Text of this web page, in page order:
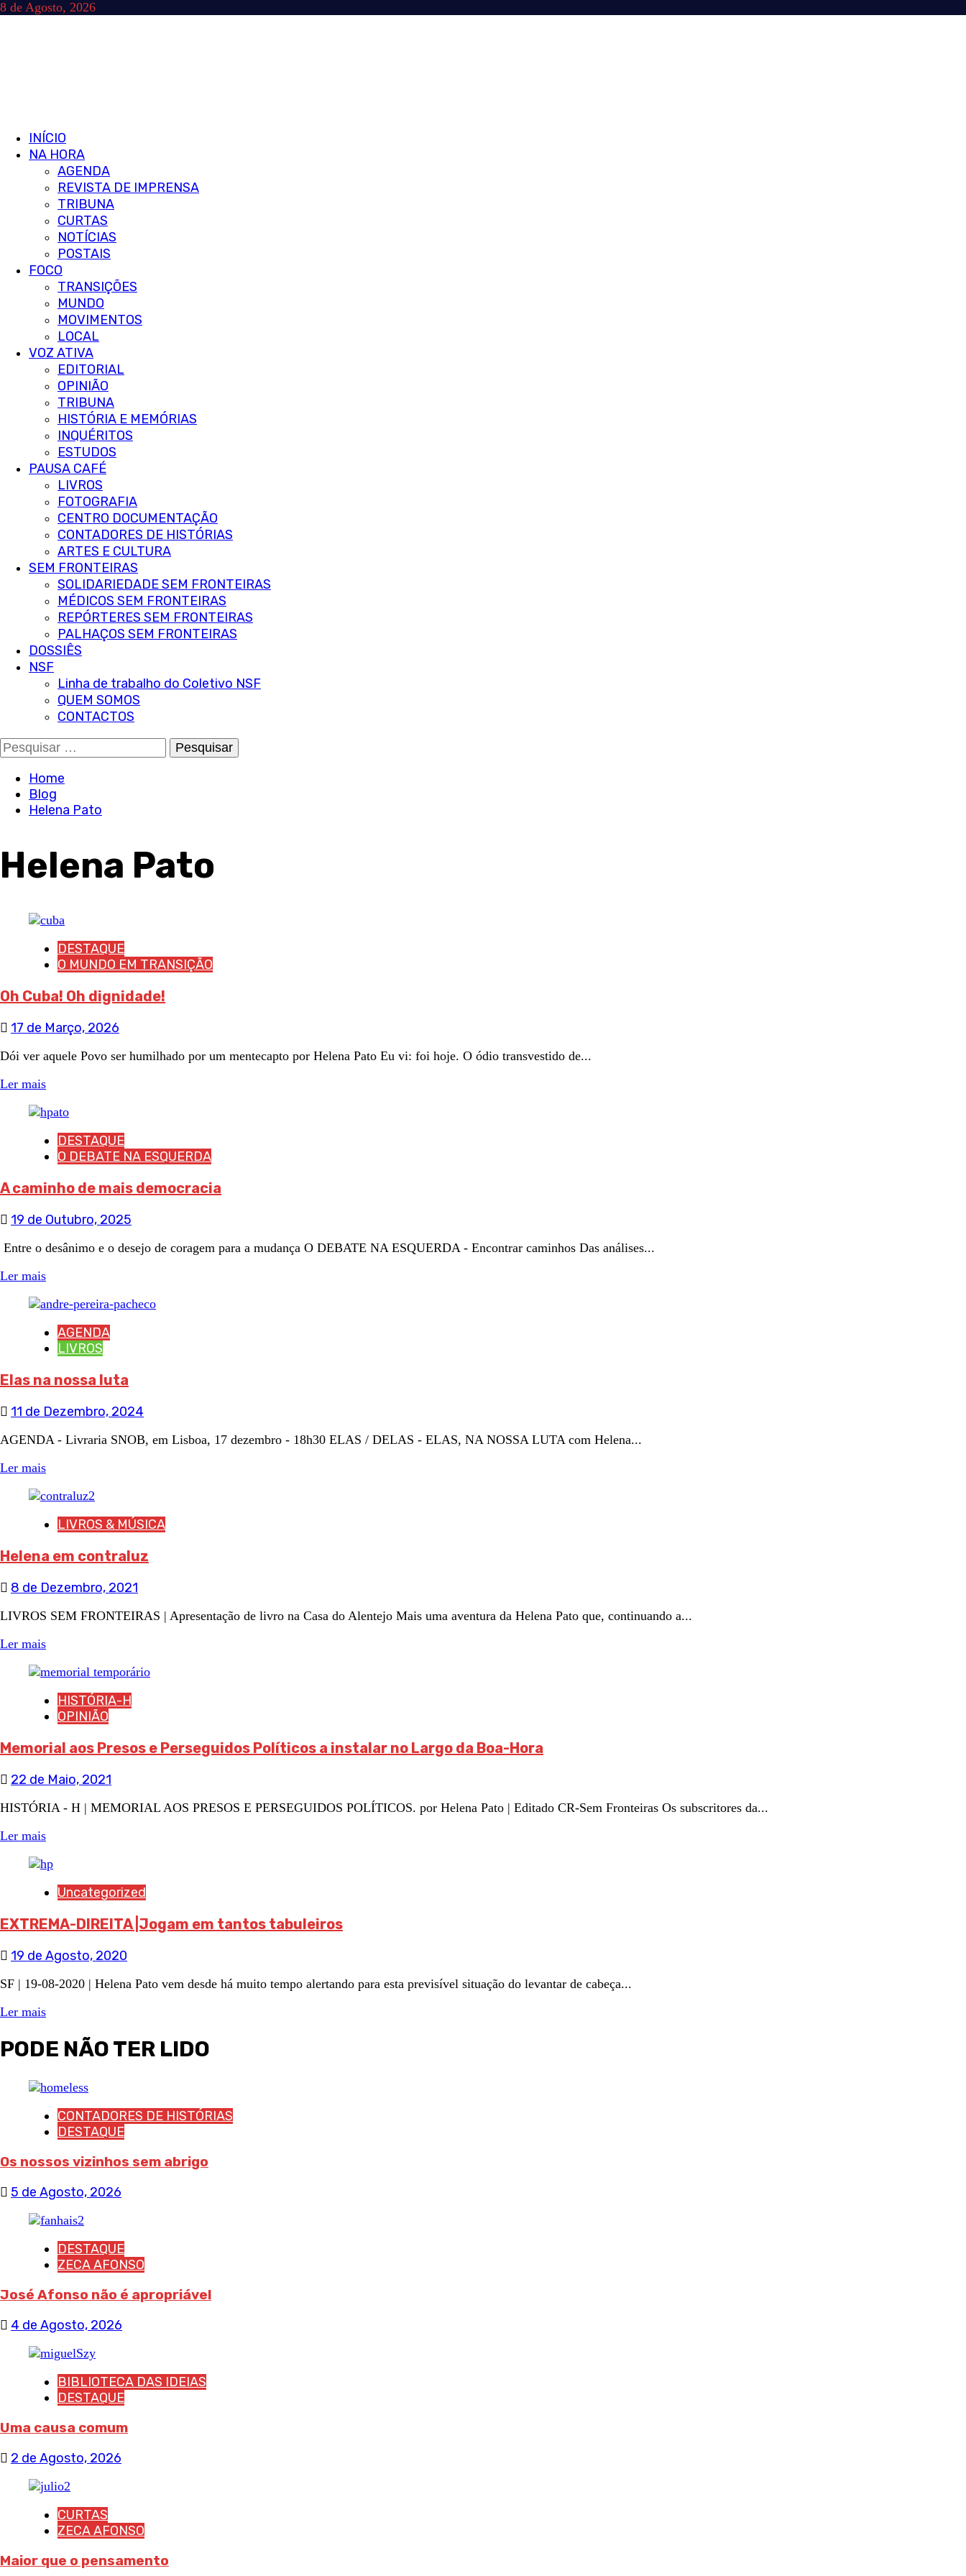
Skip
8 de Agosto, 2026
Primary
Menu
INÍCIO
NA HORA
AGENDA
REVISTA DE IMPRENSA
TRIBUNA
CURTAS
NOTÍCIAS
POSTAIS
FOCO
TRANSIÇÕES
MUNDO
MOVIMENTOS
LOCAL
VOZ ATIVA
EDITORIAL
OPINIÃO
TRIBUNA
HISTÓRIA E MEMÓRIAS
INQUÉRITOS
ESTUDOS
PAUSA CAFÉ
LIVROS
FOTOGRAFIA
CENTRO DOCUMENTAÇÃO
CONTADORES DE HISTÓRIAS
ARTES E CULTURA
SEM FRONTEIRAS
SOLIDARIEDADE SEM FRONTEIRAS
MÉDICOS SEM FRONTEIRAS
REPÓRTERES SEM FRONTEIRAS
PALHAÇOS SEM FRONTEIRAS
DOSSIÊS
NSF
Linha de trabalho do Coletivo NSF
QUEM SOMOS
CONTACTOS
Pesquisar
por:
Home
Blog
Helena Pato
Helena Pato
DESTAQUE
O MUNDO EM TRANSIÇÃO
Oh Cuba! Oh dignidade!
17 de Março, 2026
Dói ver aquele Povo ser humilhado por um mentecapto por Helena Pato Eu vi: foi hoje. O ódio transvestido de...
Ler mais
DESTAQUE
O DEBATE NA ESQUERDA
A caminho de mais democracia
19 de Outubro, 2025
Entre o desânimo e o desejo de coragem para a mudança O DEBATE NA ESQUERDA - Encontrar caminhos Das análises...
Ler mais
AGENDA
LIVROS
Elas na nossa luta
11 de Dezembro, 2024
AGENDA - Livraria SNOB, em Lisboa, 17 dezembro - 18h30 ELAS / DELAS - ELAS, NA NOSSA LUTA com Helena...
Ler mais
LIVROS & MÚSICA
Helena em contraluz
8 de Dezembro, 2021
LIVROS SEM FRONTEIRAS | Apresentação de livro na Casa do Alentejo Mais uma aventura da Helena Pato que, continuando a...
Ler mais
HISTÓRIA-H
OPINIÃO
Memorial aos Presos e Perseguidos Políticos a instalar no Largo da Boa-Hora
22 de Maio, 2021
HISTÓRIA - H | MEMORIAL AOS PRESOS E PERSEGUIDOS POLÍTICOS. por Helena Pato | Editado CR-Sem Fronteiras Os subscritores da...
Ler mais
Uncategorized
EXTREMA-DIREITA |Jogam em tantos tabuleiros
19 de Agosto, 2020
SF | 19-08-2020 | Helena Pato vem desde há muito tempo alertando para esta previsível situação do levantar de cabeça...
Ler mais
PODE NÃO TER LIDO
CONTADORES DE HISTÓRIAS
DESTAQUE
Os nossos vizinhos sem abrigo
5 de Agosto, 2026
DESTAQUE
ZECA AFONSO
José Afonso não é apropriável
4 de Agosto, 2026
BIBLIOTECA DAS IDEIAS
DESTAQUE
Uma causa comum
2 de Agosto, 2026
CURTAS
ZECA AFONSO
Maior que o pensamento